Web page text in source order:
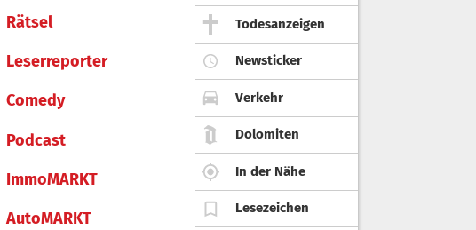
Rätsel
Leserreporter
Comedy
Podcast
ImmoMARKT
AutoMARKT
Todesanzeigen
Newsticker
Verkehr
Dolomiten
In der Nähe
Lesezeichen